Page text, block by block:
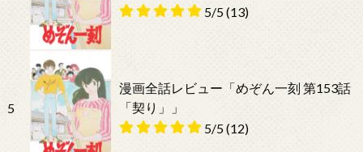
5/5(13)
5
漫画全話レビュー「めぞん一刻 第153話
「契り」」
5/5(12)